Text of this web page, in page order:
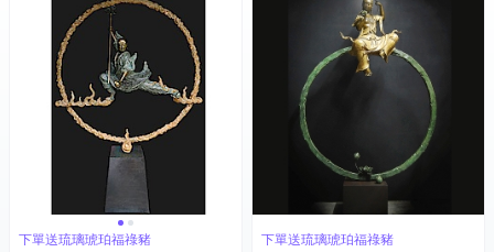
下單送琉璃琥珀福祿豬 下單送琉璃琥珀福祿豬